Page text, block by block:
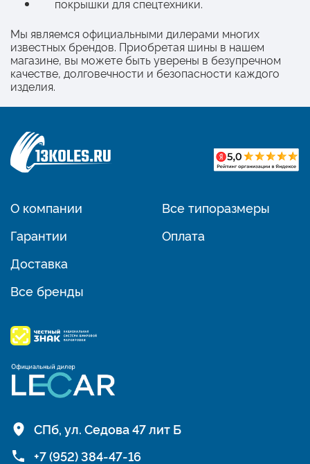
покрышки для спецтехники.
Мы являемся официальными дилерами многих
известных брендов. Приобретая шины в нашем
магазине, вы можете быть уверены в безупречном
качестве, долговечности и безопасности каждого
изделия.
О компании
Гарантии
Доставка
Все бренды
Все типоразмеры
Оплата
СПб, ул. Седова 47 лит Б
+7 (952) 384-47-16